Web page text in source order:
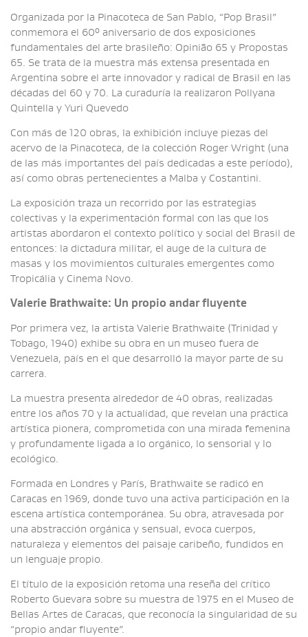
Organizada por la Pinacoteca de San Pablo, “Pop Brasil”
conmemora el 60º aniversario de dos exposiciones
fundamentales del arte brasileño: Opinião 65 y Propostas
65. Se trata de la muestra más extensa presentada en
Argentina sobre el arte innovador y radical de Brasil en las
décadas del 60 y 70. La curaduría la realizaron Pollyana
Quintella y Yuri Quevedo
Con más de 120 obras, la exhibición incluye piezas del
acervo de la Pinacoteca, de la colección Roger Wright (una
de las más importantes del país dedicadas a este período),
así como obras pertenecientes a Malba y Costantini.
La exposición traza un recorrido por las estrategias
colectivas y la experimentación formal con las que los
artistas abordaron el contexto político y social del Brasil de
entonces: la dictadura militar, el auge de la cultura de
masas y los movimientos culturales emergentes como
Tropicália y Cinema Novo.
Valerie Brathwaite: Un propio andar fluyente
Por primera vez, la artista Valerie Brathwaite (Trinidad y
Tobago, 1940) exhibe su obra en un museo fuera de
Venezuela, país en el que desarrolló la mayor parte de su
carrera.
La muestra presenta alrededor de 40 obras, realizadas
entre los años 70 y la actualidad, que revelan una práctica
artística pionera, comprometida con una mirada femenina
y profundamente ligada a lo orgánico, lo sensorial y lo
ecológico.
Formada en Londres y París, Brathwaite se radicó en
Caracas en 1969, donde tuvo una activa participación en la
escena artística contemporánea. Su obra, atravesada por
una abstracción orgánica y sensual, evoca cuerpos,
naturaleza y elementos del paisaje caribeño, fundidos en
un lenguaje propio.
El título de la exposición retoma una reseña del crítico
Roberto Guevara sobre su muestra de 1975 en el Museo de
Bellas Artes de Caracas, que reconocía la singularidad de su
“propio andar fluyente”.